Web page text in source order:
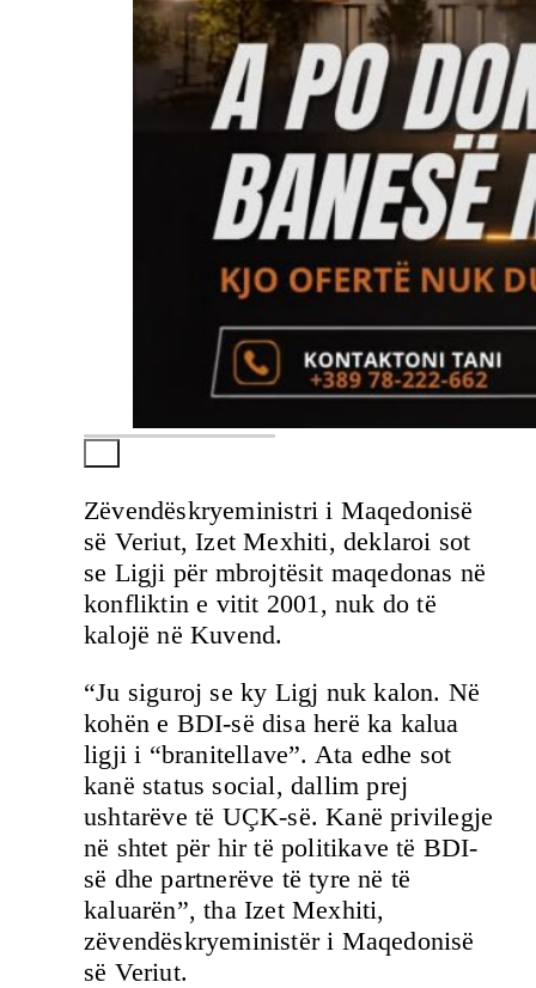
Zëvendëskryeministri i Maqedonisë
së Veriut, Izet Mexhiti, deklaroi sot
se Ligji për mbrojtësit maqedonas në
konfliktin e vitit 2001, nuk do të
kalojë në Kuvend.
“Ju siguroj se ky Ligj nuk kalon. Në
kohën e BDI-së disa herë ka kalua
ligji i “branitellave”. Ata edhe sot
kanë status social, dallim prej
ushtarëve të UÇK-së. Kanë privilegje
në shtet për hir të politikave të BDI-
së dhe partnerëve të tyre në të
kaluarën”, tha Izet Mexhiti,
zëvendëskryeministër i Maqedonisë
së Veriut.